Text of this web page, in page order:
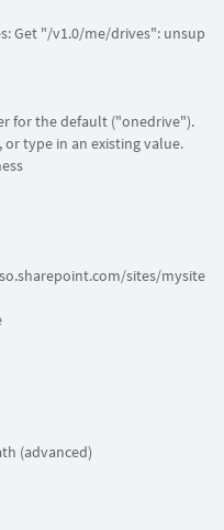
Get "/v1.0/me/drives": unsup
for the default ("onedrive").
type in an existing value.
sites/mysite
(advanced)